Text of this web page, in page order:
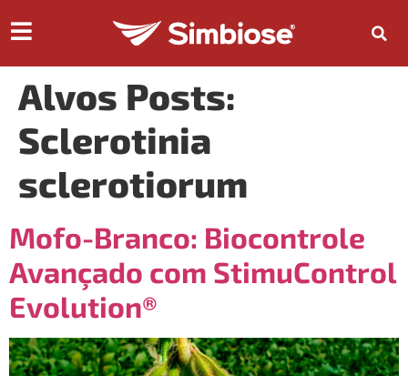
Alvos Posts:
Sclerotinia
sclerotiorum
Mofo-Branco: Biocontrole
Avançado com StimuControl
Evolution®